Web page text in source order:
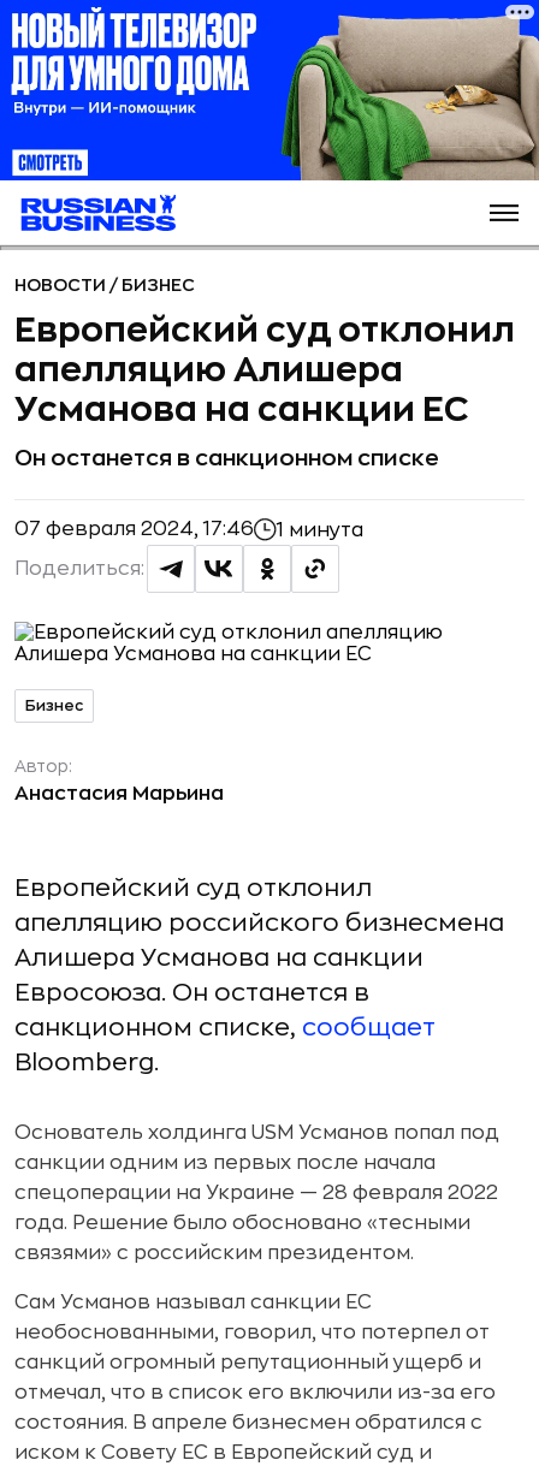
НОВОСТИ / БИЗНЕС
Европейский суд отклонил
апелляцию Алишера
Усманова на санкции ЕС
Он останется в санкционном списке
07 февраля 2024, 17:46 1 минута
Поделиться:
Бизнес
Автор:
Анастасия Марьина
Европейский суд отклонил
апелляцию российского бизнесмена
Алишера Усманова на санкции
Евросоюза. Он останется в
санкционном списке, сообщает
Bloomberg.
Основатель холдинга USM Усманов попал под
санкции одним из первых после начала
спецоперации на Украине — 28 февраля 2022
года. Решение было обосновано «тесными
связями» с российским президентом.
Сам Усманов называл санкции ЕС
необоснованными, говорил, что потерпел от
санкций огромный репутационный ущерб и
отмечал, что в список его включили из-за его
состояния. В апреле бизнесмен обратился с
иском к Совету ЕС в Европейский суд и